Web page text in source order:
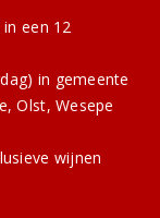
een 12
in gemeente
Olst, Wesepe
wijnen